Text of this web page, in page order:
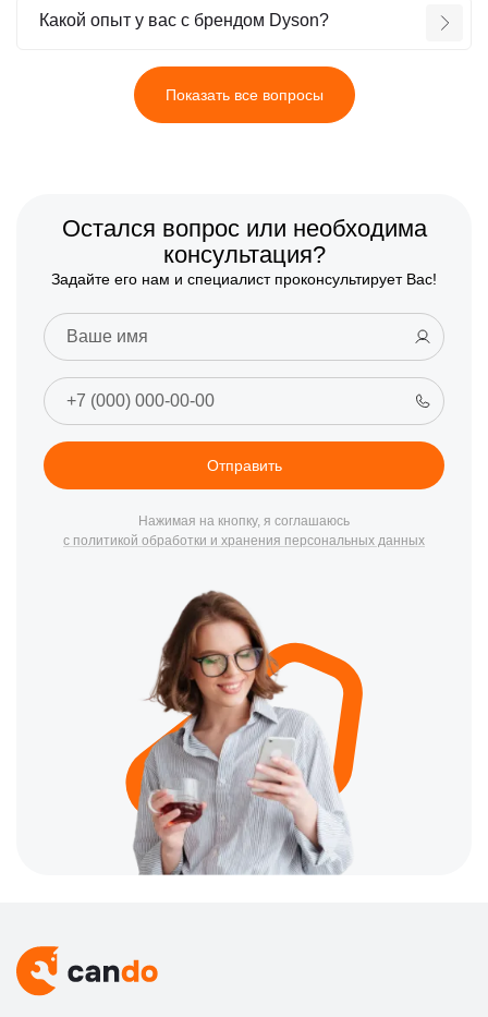
Какой опыт у вас с брендом Dyson?
Показать все вопросы
Остался вопрос или необходима
консультация?
Задайте его нам и специалист проконсультирует Вас!
Отправить
Нажимая на кнопку, я соглашаюсь
с политикой обработки и хранения персональных данных